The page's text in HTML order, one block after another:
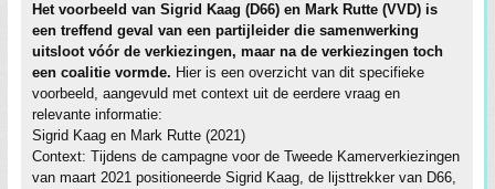
Het voorbeeld van Sigrid Kaag (D66) en Mark Rutte (VVD) is
een treffend geval van een partijleider die samenwerking
uitsloot vóór de verkiezingen, maar na de verkiezingen toch
een coalitie vormde. Hier is een overzicht van dit specifieke
voorbeeld, aangevuld met context uit de eerdere vraag en
relevante informatie:
Sigrid Kaag en Mark Rutte (2021)
Context: Tijdens de campagne voor de Tweede Kamerverkiezingen
van maart 2021 positioneerde Sigrid Kaag, de lijsttrekker van D66,